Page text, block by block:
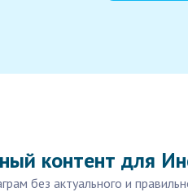
контент для
без актуального и